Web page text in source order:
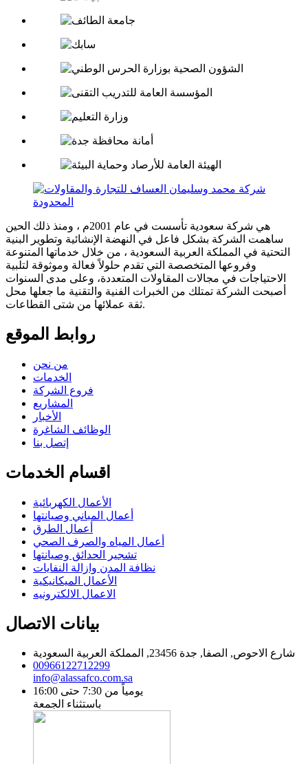
هي شركة سعودية تأسست في عام 2001م ، ومنذ ذلك الحين
ساهمت الشركة بشكل فاعل في النهضة الإنشائية وتطوير البنية
التحتية في المملكة العربية السعودية ، من خلال خدماتها المتنوعة
وفروعها المتخصصة التي تقدم حلولاً فعالة وموثوقة لتلبية
الاحتياجات في مجالات المقاولات المتعددة، وعلى مدى السنوات
أصبحت الشركة تمتلك من الخبرات الفنية والتقنية ما جعلها محل
ثقة عملائها من شتى القطاعات.
روابط الموقع
من نحن
الخدمات
فروع الشركة
المشاريع
الأخبار
الوظائف الشاغرة
إتصل بنا
اقسام الخدمات
الأعمال الكهربائية
أعمال المباني وصيانتها
أعمال الطرق
أعمال المياه والصرف الصحي
تشجير الحدائق وصيانتها
نظافة المدن وازالة النفايات
الأعمال الميكانيكية
الاعمال الالكترونيه
بيانات الاتصال
شارع الاحوص, الصفا, جدة 23456, المملكة العربية السعودية
00966122712299
info@alassafco.com.sa
يومياً من 7:30 حتى 16:00
باستثناء الجمعة